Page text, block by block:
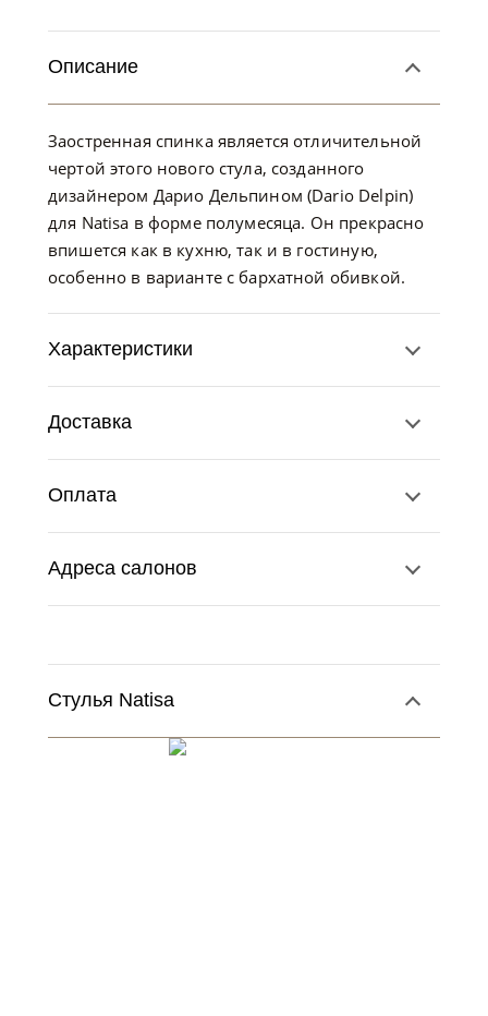
Описание
Заостренная спинка является отличительной
чертой этого нового стула, созданного
дизайнером Дарио Дельпином (Dario Delpin)
для Natisa в форме полумесяца. Он прекрасно
впишется как в кухню, так и в гостиную,
особенно в варианте с бархатной обивкой.
Характеристики
Доставка
Оплата
Адреса салонов
Стулья Natisa